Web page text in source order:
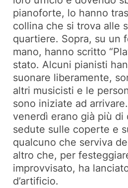
pianoforte, lo hanno
collina che si trova alle
quartiere. Sopra, su un
mano, hanno scritto
stato. Alcuni pianisti
suonare liberamente,
altri musicisti e le
sono iniziate ad
venerdì erano già più di
sedute sulle coperte e
qualcuno che serviva
altro che, per
improvvisato, ha
d’artificio.